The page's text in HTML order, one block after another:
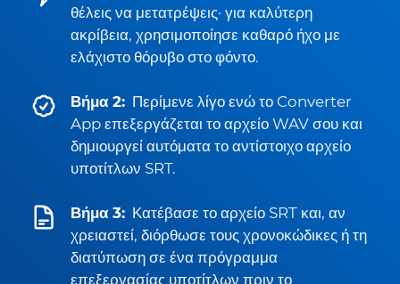
θέλεις να μετατρέψεις· για καλύτερη
ακρίβεια, χρησιμοποίησε καθαρό ήχο με
ελάχιστο θόρυβο στο φόντο.
Βήμα 2: Περίμενε λίγο ενώ το Converter
App επεξεργάζεται το αρχείο WAV σου και
δημιουργεί αυτόματα το αντίστοιχο αρχείο
υποτίτλων SRT.
Βήμα 3: Κατέβασε το αρχείο SRT και, αν
χρειαστεί, διόρθωσε τους χρονοκώδικες ή τη
διατύπωση σε ένα πρόγραμμα
επεξεργασίας υποτίτλων πριν το